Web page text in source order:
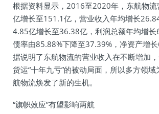
根据资料显示，2016至2020年，东航物
亿增长至151.1亿，营业收入年均增长
4.85亿增长至36.38亿，利润总额年均增长
债率由85.88%下降至37.39%，净资产增
据说明了东航物流的营业收入在不断增加
货运“十年九亏”的被动局面，所以多方领
航物流焕发了新的生机。
“旗帜效应”有望影响两航